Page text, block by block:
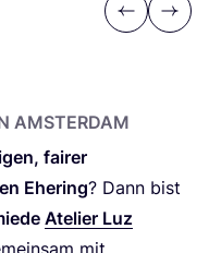
Previous
Next
AMSTERDAM
fai­rer
Ehe­ring? Dann bist
Ate­lier Luz